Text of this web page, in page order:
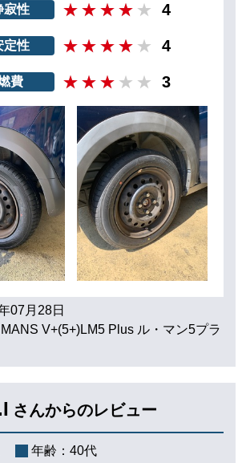
寂性 4
定性 4
費 3
07月28日
V+(5+)LM5 Plus ル・マン5プラ
さんからのレビュー
年齢： 40代